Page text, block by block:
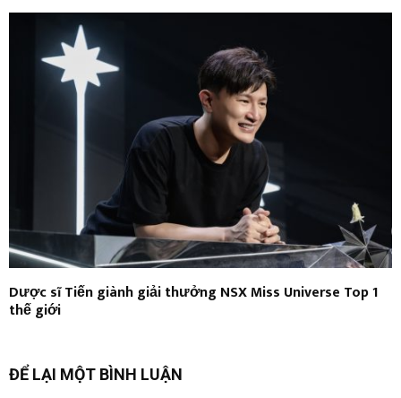
Dược sĩ Tiến giành giải thưởng NSX Miss Universe Top 1
thế giới
ĐỂ LẠI MỘT BÌNH LUẬN